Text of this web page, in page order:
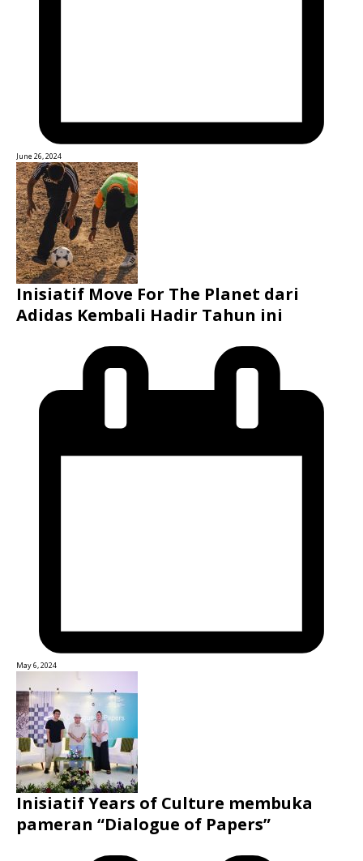
June 26, 2024
Inisiatif Move For The Planet dari
Adidas Kembali Hadir Tahun ini
May 6, 2024
Inisiatif Years of Culture membuka
pameran “Dialogue of Papers”